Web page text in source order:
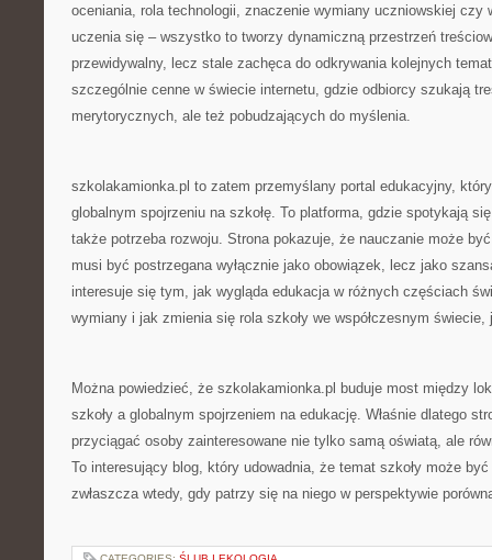
oceniania, rola technologii, znaczenie wymiany uczniowskiej czy
uczenia się – wszystko to tworzy dynamiczną przestrzeń
przewidywalny, lecz stale zachęca do odkrywania kolejnych
szczególnie cenne w świecie internetu, gdzie odbiorcy szukają
merytorycznych, ale też pobudzających do myślenia.
szkolakamionka.pl to zatem przemyślany portal edukacyjny,
globalnym spojrzeniu na szkołę. To platforma, gdzie spotykają
także potrzeba rozwoju. Strona pokazuje, że nauczanie może
musi być postrzegana wyłącznie jako obowiązek, lecz jako
interesuje się tym, jak wygląda edukacja w różnych częściach
wymiany i jak zmienia się rola szkoły we współczesnym
Można powiedzieć, że szkolakamionka.pl buduje most między
szkoły a globalnym spojrzeniem na edukację. Właśnie dlatego
przyciągać osoby zainteresowane nie tylko samą oświatą, ale
To interesujący blog, który udowadnia, że temat szkoły może
zwłaszcza wtedy, gdy patrzy się na niego w perspektywie